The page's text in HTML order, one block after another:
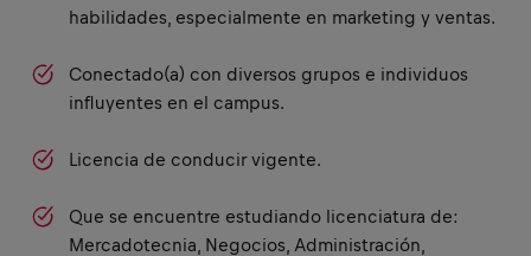
habilidades, especialmente en marketing y ventas.
Conectado(a) con diversos grupos e individuos
influyentes en el campus.
Licencia de conducir vigente.
Que se encuentre estudiando licenciatura de:
Mercadotecnia, Negocios, Administración,